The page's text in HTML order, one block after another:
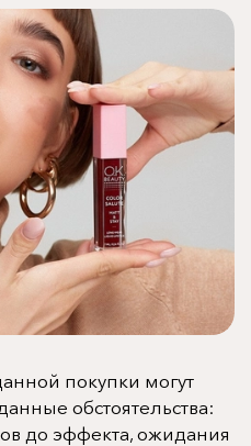
покупки могут
обстоятельства:
до эффекта, ожидания